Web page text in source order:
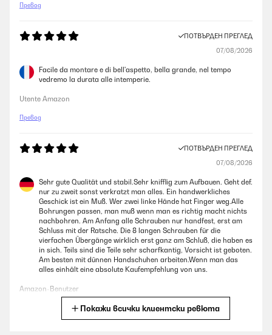
Превод
ПОТВЪРДЕН ПРЕГЛЕД
07/08/2026
Facile da montare e di bell'aspetto, bella grande, nel tempo
vedremo la durata alle intemperie.
Utente Amazon
Превод
ПОТВЪРДЕН ПРЕГЛЕД
07/08/2026
Sehr gute Qualität und stabil.Sehr knifflig zum Aufbauen. Geht def.
nur zu zweit sonst verkratzt man alles. Ein handwerkliches
Geschick ist ein Muß. Wer zwei linke Hände hat Finger weg.Alle
Bohrungen passen, man muß wenn man es richtig macht nichts
nachbohren. Am Anfang alle Schrauben nur handfest, erst am
Schluss mit der Ratsche. Die 8 langen Schrauben für die
vierfachen Übergänge wirklich erst ganz am Schluß, die haben es
in sich. Teils sind die Teile sehr scharfkantig, Vorsicht ist geboten.
Am besten mit dünnen Handschuhen arbeiten.Wenn man das
alles einhält eine absolute Kaufempfehlung von uns.
Amazon-Benutzer
Покажи всички клиентски ревюта